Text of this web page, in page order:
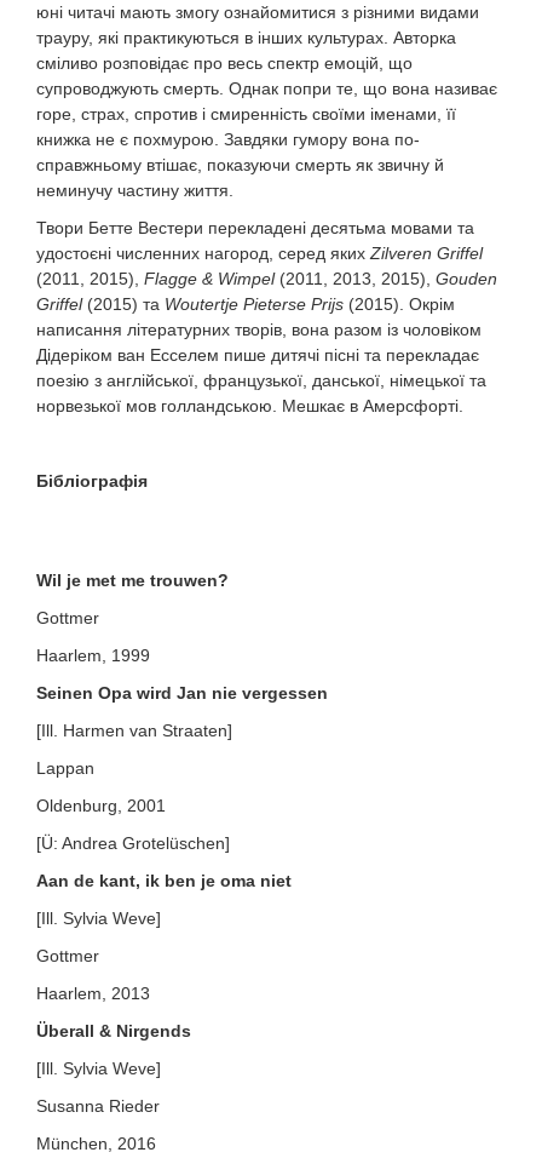
юні читачі мають змогу ознайомитися з різними видами
трауру, які практикуються в інших культурах. Авторка
сміливо розповідає про весь спектр емоцій, що
супроводжують смерть. Однак попри те, що вона називає
горе, страх, спротив і смиренність своїми іменами, її
книжка не є похмурою. Завдяки гумору вона по-
справжньому втішає, показуючи смерть як звичну й
неминучу частину життя.
Твори Бетте Вестери перекладені десятьма мовами та
удостоєні численних нагород, серед яких Zilveren Griffel
(2011, 2015), Flagge & Wimpel(2011, 2013, 2015), Gouden
Griffel(2015) та Woutertje Pieterse Prijs (2015). Окрім
написання літературних творів, вона разом із чоловіком
Дідеріком ван Есселем пише дитячі пісні та перекладає
поезію з англійської, французької, данської, німецької та
норвезької мов голландською. Мешкає в Амерсфорті.
Бібліографія
Wil je met me trouwen?
Gottmer
Haarlem, 1999
Seinen Opa wird Jan nie vergessen
[Ill. Harmen van Straaten]
Lappan
Oldenburg, 2001
[Ü: Andrea Grotelüschen]
Aan de kant, ik ben je oma niet
[Ill. Sylvia Weve]
Gottmer
Haarlem, 2013
Überall & Nirgends
[Ill. Sylvia Weve]
Susanna Rieder
München, 2016